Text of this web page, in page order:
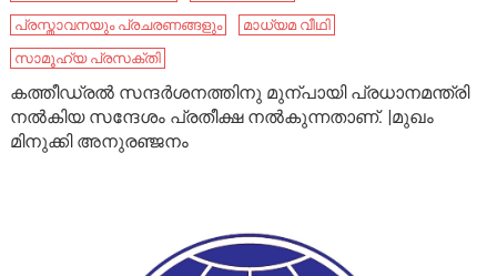
പ്രസ്താവനയും പ്രചരണങ്ങളും
മാധ്യമ വീഥി
സാമൂഹ്യ പ്രസക്തി
ക​​​ത്തീ​​​ഡ്ര​​​ൽ സ​​​ന്ദ​​​ർ​​​ശ​​​ന​​​ത്തി​​​നു മു​​​ന്പാ​​​യി പ്ര​​​ധാ​​​ന​​​മ​​​ന്ത്രി
ന​​​ൽ​​​കി​​​യ സ​​​ന്ദേ​​​ശം പ്ര​​​തീ​​​ക്ഷ ന​​​ൽ​​​കു​​​ന്ന​​​താ​​​ണ്. |മുഖം
മിനുക്കി അനുരഞ്ജനം